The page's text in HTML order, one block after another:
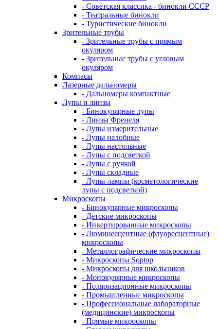
- Советская классика - бинокли СССР
- Театральные бинокли
- Туристические бинокли
Зрительные трубы
- Зрительные трубы с прямым
окуляром
- Зрительные трубы с угловым
окуляром
Компасы
Лазерные дальномеры
- Дальномеры компактные
Лупы и линзы
- Бинокулярные лупы
- Линзы Френеля
- Лупы измерительные
- Лупы налобные
- Лупы настольные
- Лупы с подсветкой
- Лупы с ручкой
- Лупы складные
- Лупы-лампы (косметологические
лупы с подсветкой)
Микроскопы
- Бинокулярные микроскопы
- Детские микроскопы
- Инвертированные микроскопы
- Люминесцентные (флуоресцентные)
микроскопы
- Металлографические микроскопы
- Микроскопы Soptop
- Микроскопы для школьников
- Монокулярные микроскопы
- Поляризационные микроскопы
- Промышленные микроскопы
- Профессиональные лабораторные
(медицинские) микроскопы
- Прямые микроскопы